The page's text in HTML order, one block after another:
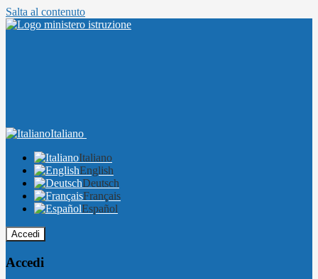
Salta al contenuto
Italiano
Italiano
English
Deutsch
Français
Español
Accedi
Accedi